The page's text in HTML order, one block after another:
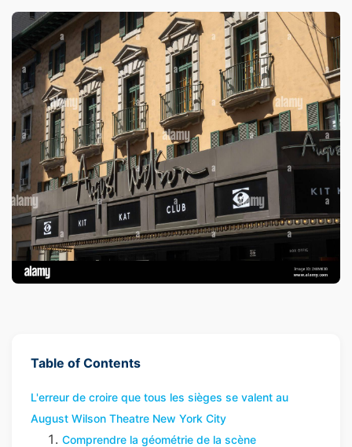
Table of Contents
L'erreur de croire que tous les sièges se valent au
August Wilson Theatre New York City
Comprendre la géométrie de la scène